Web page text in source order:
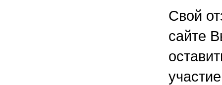
Свой
сайте